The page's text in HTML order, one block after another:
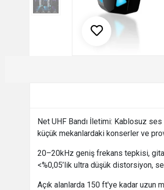
Net UHF Bandı İletimi: Kablosuz
küçük mekanlardaki konserler ve
20–20kHz geniş frekans tepkisi,
<%0,05’lik ultra düşük distorsiyon,
Açık alanlarda 150 ft'ye kadar uzun